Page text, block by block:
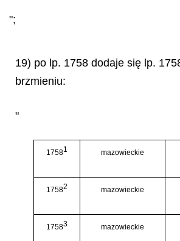
";
19) po lp. 1758 dodaje się lp.
brzmieniu:
"
17581 mazowieckie
17582 mazowieckie
17583 mazowieckie